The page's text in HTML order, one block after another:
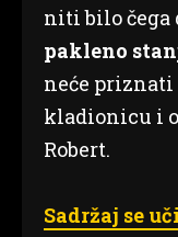
niti bilo čega
pakleno
neće priznati
kladionicu i
Robert.
Sadržaj se